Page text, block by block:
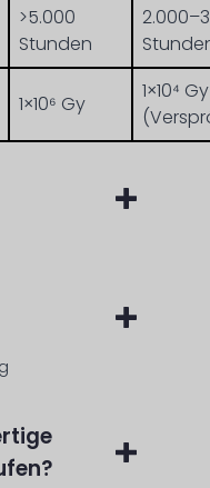
>5.000
Stunden
1×10⁶ Gy
1×10⁴ Gy